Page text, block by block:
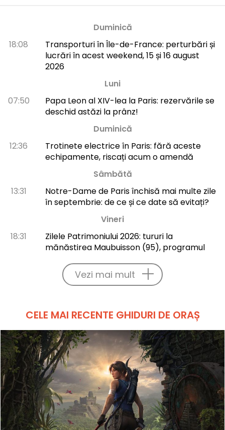
Duminică
18:08
Transporturi în Île-de-France: perturbări și
lucrări în acest weekend, 15 și 16 august
2026
Luni
07:50
Papa Leon al XIV-lea la Paris: rezervările se
deschid astăzi la prânz!
Duminică
12:36
Trotinete electrice în Paris: fără aceste
echipamente, riscați acum o amendă
Sâmbătă
13:31
Notre-Dame de Paris închisă mai multe zile
în septembrie: de ce și ce date să evitați?
Vineri
18:31
Zilele Patrimoniului 2026: tururi la
mănăstirea Maubuisson (95), programul
Vezi mai mult
CELE MAI RECENTE GHIDURI DE ORAȘ